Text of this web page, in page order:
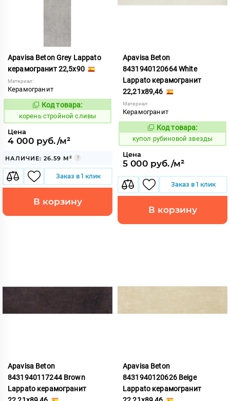
Apavisa Beton Grey Lappato
керамогранит 22,5x90
Материал:
Керамогранит
792386
Код товара:
корень стройной сливы
Цена
4 000 руб./м²
НАЛИЧИЕ: 26.59 М²
Заказ в 1 клик
В корзину
Apavisa Beton
8431940120664 White
Lappato керамогранит
22,21x89,46
Материал:
Керамогранит
853654
Код товара:
купол рубиновой звезды
Цена
5 000 руб./м²
Заказ в 1 клик
В корзину
Apavisa Beton
8431940117244 Brown
Lappato керамогранит
Apavisa Beton
8431940120626 Beige
Lappato керамогранит